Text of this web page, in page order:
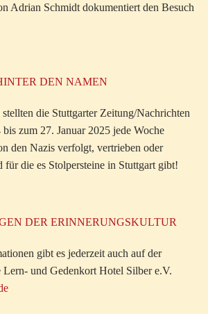
Adrian Schmidt dokumentiert den Besuch
DEN NAMEN
die Stuttgarter Zeitung/Nachrichten
zum 27. Januar 2025 jede Woche
den Nazis verfolgt, vertrieben oder
für die es Stolpersteine in Stuttgart gibt!
DER ERINNERUNGSKULTUR
gibt es jederzeit auch auf der
und Gedenkort Hotel Silber e.V.